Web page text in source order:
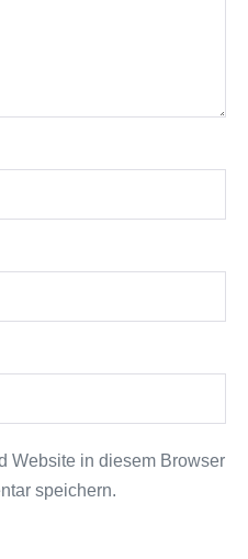
Website in diesem Browser
speichern.